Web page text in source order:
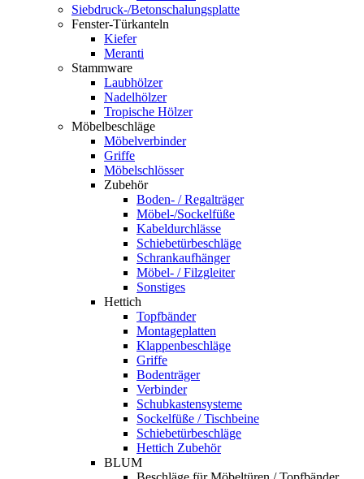
Siebdruck-/Betonschalungsplatte
Fenster-Türkanteln
Kiefer
Meranti
Stammware
Laubhölzer
Nadelhölzer
Tropische Hölzer
Möbelbeschläge
Möbelverbinder
Griffe
Möbelschlösser
Zubehör
Boden- / Regalträger
Möbel-/Sockelfüße
Kabeldurchlässe
Schiebetürbeschläge
Schrankaufhänger
Möbel- / Filzgleiter
Sonstiges
Hettich
Topfbänder
Montageplatten
Klappenbeschläge
Griffe
Bodenträger
Verbinder
Schubkastensysteme
Sockelfüße / Tischbeine
Schiebetürbeschläge
Hettich Zubehör
BLUM